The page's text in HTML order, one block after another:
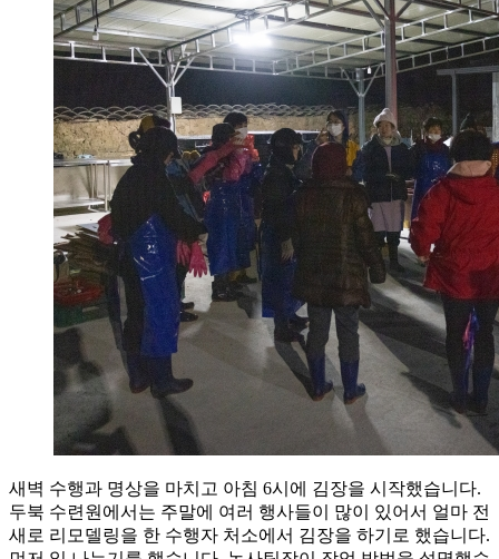
새벽 수행과 명상을 마치고 아침 6시에 김장을 시작했습니다.
두북 수련원에서는 주말에 여러 행사들이 많이 있어서 얼마 전
새로 리모델링을 한 수행자 처소에서 김장을 하기로 했습니다.